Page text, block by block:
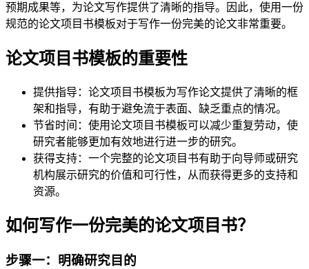
预期成果等，为论文写作提供了清晰的指导。因此，使用一份
规范的论文项目书模板对于写作一份完美的论文非常重要。
论文项目书模板的重要性
提供指导：论文项目书模板为写作论文提供了清晰的框
架和指导，有助于避免流于表面、缺乏重点的情况。
节省时间：使用论文项目书模板可以减少重复劳动，使
研究者能够更加有效地进行进一步的研究。
获得支持：一个完整的论文项目书有助于向导师或研究
机构展示研究的价值和可行性，从而获得更多的支持和
资源。
如何写作一份完美的论文项目书？
步骤一：明确研究目的